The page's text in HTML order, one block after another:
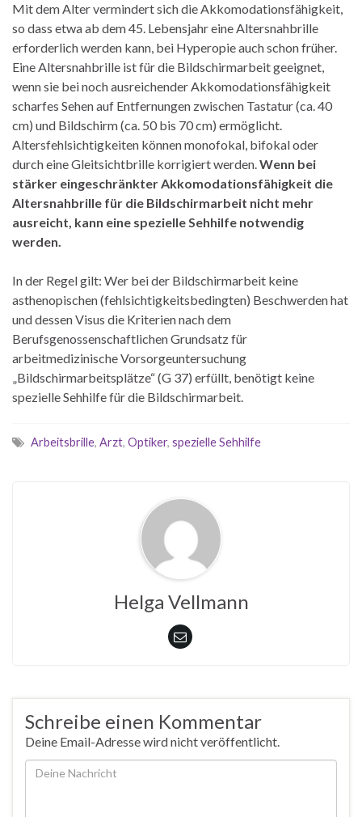
Mit dem Alter vermindert sich die Akkomodationsfähigkeit,
so dass etwa ab dem 45. Lebensjahr eine Altersnahbrille
erforderlich werden kann, bei Hyperopie auch schon früher.
Eine Altersnahbrille ist für die Bildschirmarbeit geeignet,
wenn sie bei noch ausreichender Akkomodationsfähigkeit
scharfes Sehen auf Entfernungen zwischen Tastatur (ca. 40
cm) und Bildschirm (ca. 50 bis 70 cm) ermöglicht.
Altersfehlsichtigkeiten können monofokal, bifokal oder
durch eine Gleitsichtbrille korrigiert werden.Wenn bei
stärker eingeschränkter Akkomodationsfähigkeit die
Altersnahbrille für die Bildschirmarbeit nicht mehr
ausreicht, kann eine spezielle Sehhilfe notwendig
werden.
In der Regel gilt: Wer bei der Bildschirmarbeit keine
asthenopischen (fehlsichtigkeitsbedingten) Beschwerden hat
und dessen Visus die Kriterien nach dem
Berufsgenossenschaftlichen Grundsatz für
arbeitmedizinische Vorsorgeuntersuchung
„Bildschirmarbeitsplätze“ (G 37) erfüllt, benötigt keine
spezielle Sehhilfe für die Bildschirmarbeit.
Arbeitsbrille, Arzt, Optiker, spezielle Sehhilfe
Helga Vellmann
Schreibe einen Kommentar
Deine Email-Adresse wird nicht veröffentlicht.